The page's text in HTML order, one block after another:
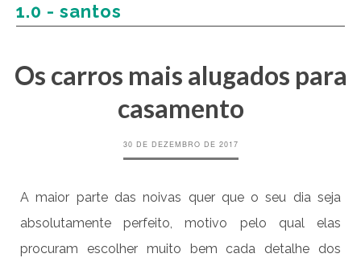
1.0 - santos
Os carros mais alugados para
casamento
30 DE DEZEMBRO DE 2017
A maior parte das noivas quer que o seu dia seja
absolutamente perfeito, motivo pelo qual elas
procuram escolher muito bem cada detalhe dos